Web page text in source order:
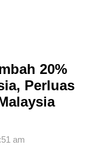
20%
Perluas
am